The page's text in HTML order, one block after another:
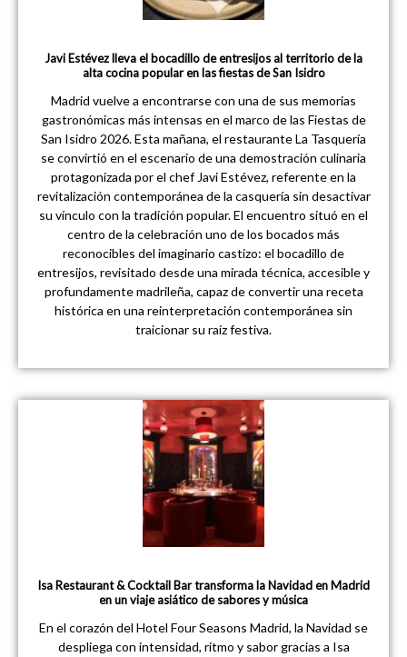
Javi Estévez lleva el bocadillo de entresijos al territorio de la
alta cocina popular en las fiestas de San Isidro
Madrid vuelve a encontrarse con una de sus memorias
gastronómicas más intensas en el marco de las Fiestas de
San Isidro 2026. Esta mañana, el restaurante La Tasquería
se convirtió en el escenario de una demostración culinaria
protagonizada por el chef Javi Estévez, referente en la
revitalización contemporánea de la casquería sin desactivar
su vínculo con la tradición popular. El encuentro situó en el
centro de la celebración uno de los bocados más
reconocibles del imaginario castizo: el bocadillo de
entresijos, revisitado desde una mirada técnica, accesible y
profundamente madrileña, capaz de convertir una receta
histórica en una reinterpretación contemporánea sin
traicionar su raíz festiva.
Isa Restaurant & Cocktail Bar transforma la Navidad en Madrid
en un viaje asiático de sabores y música
En el corazón del Hotel Four Seasons Madrid, la Navidad se
despliega con intensidad, ritmo y sabor gracias a Isa